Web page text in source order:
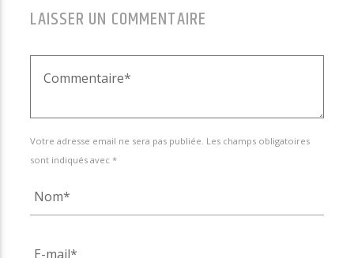
LAISSER UN COMMENTAIRE
Votre adresse email ne sera pas publiée. Les champs obligatoires
sont indiqués avec *